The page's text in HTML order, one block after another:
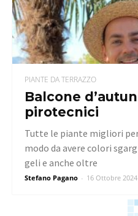
PIANTE DA TERRAZZO
Balcone
pirotecnici
Stefano Pagano - 16 Ottobre 2024
Tutte le piante migliori
modo da avere colori
geli e anche oltre